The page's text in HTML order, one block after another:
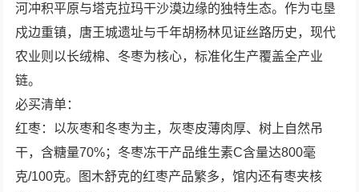
河冲积平原与塔克拉玛干沙漠边缘的独特生态。作为屯垦
戍边重镇，唐王城遗址与千年胡杨林见证丝路历史，现代
农业则以长绒棉、冬枣为核心，标准化生产覆盖全产业
链。
必买清单：
红枣：以灰枣和冬枣为主，灰枣皮薄肉厚、树上自然吊
干，含糖量70%；冬枣冻干产品维生素C含量达800毫
克/100克。图木舒克的红枣产品繁多，馆内还有枣夹核